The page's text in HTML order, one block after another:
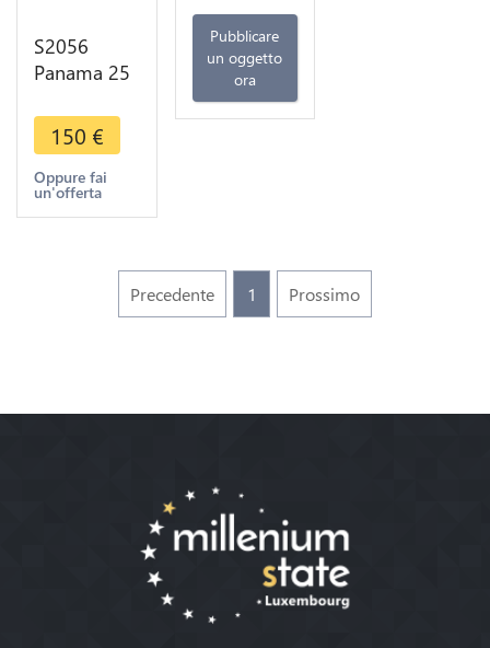
S2056
Panama 25
1904 Silver
Superbe
+++ -
>Make
150 €
Oppure fai
un'offerta
Pubblicare
un oggetto
ora
Precedente 1 Prossimo